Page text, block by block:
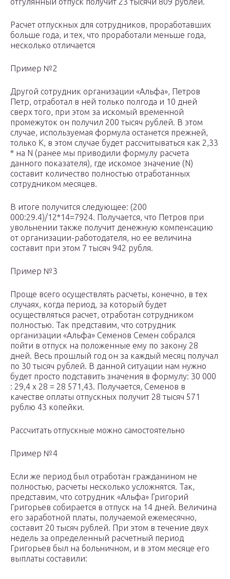
Расчет отпускных для сотрудников, проработавших
больше года, и тех, что проработали меньше года,
несколько отличается
Пример №2
Другой сотрудник организации «Альфа», Петров
Петр, отработал в ней только полгода и 10 дней
сверх того, при этом за искомый временной
промежуток он получил 200 тысяч рублей. В этом
случае, используемая формула останется прежней,
только К, в этом случае будет рассчитываться как 2,33
* на N (ранее мы приводили формулу расчета
данного показателя), где искомое значение (N)
составит количество полностью отработанных
сотрудником месяцев.
В итоге получится следующее: (200
000:29.4)/12*14=7924. Получается, что Петров при
увольнении также получит денежную компенсацию
от организации-работодателя, но ее величина
составит при этом 7 тысяч 942 рубля.
Пример №3
Проще всего осуществлять расчеты, конечно, в тех
случаях, когда период, за который будет
осуществляться расчет, отработан сотрудником
полностью. Так представим, что сотрудник
организации «Альфа» Семенов Семен собрался
пойти в отпуск на положенные ему по закону 28
дней. Весь прошлый год он за каждый месяц получал
по 30 тысяч рублей. В данной ситуации нам нужно
будет просто подставить значения в формулу: 30 000
: 29,4 х 28 = 28 571,43. Получается, Семенов в
качестве оплаты отпускных получит 28 тысяч 571
рублю 43 копейки.
Рассчитать отпускные можно самостоятельно
Пример №4
Если же период был отработан гражданином не
полностью, расчеты несколько усложнятся. Так,
представим, что сотрудник «Альфа» Григорий
Григорьев собирается в отпуск на 14 дней. Величина
его заработной платы, получаемой ежемесячно,
составит 20 тысяч рублей. При этом в течение двух
недель за определенный расчетный период
Григорьев был на больничном, и в этом месяце его
выплаты составили: